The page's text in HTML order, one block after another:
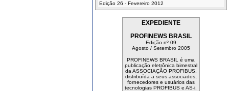
Edição 26 - Fevereiro 2012
EXPEDIENTE
PROFINEWS BRASIL
Edição nº 09
Agosto / Setembro 2005
PROFINEWS BRASIL é uma
publicação eletrônica bimestral
da ASSOCIAÇÃO PROFIBUS,
distribuída a seus associados,
fornecedores e usuários das
tecnologias PROFIBUS e AS-i.